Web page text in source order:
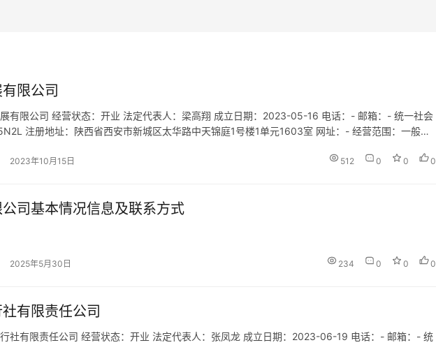
限公司
有限公司 经营状态：开业 法定代表人：梁高翔 成立日期：2023-05-16 电话：- 邮箱：- 统一社会
注册地址：陕西省西安市新城区太华路中天锦庭1号楼1单元1603室 网址：- 经营范围：一般项
2023年10月15日 512 0 0 0
司基本情况信息及联系方式
2025年5月30日 234 0 0 0
有限责任公司
社有限责任公司 经营状态：开业 法定代表人：张凤龙 成立日期：2023-06-19 电话：- 邮箱：- 统